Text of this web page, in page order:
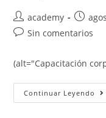
academy
Sin comentarios
(alt="Capacitación
Continuar Leyendo